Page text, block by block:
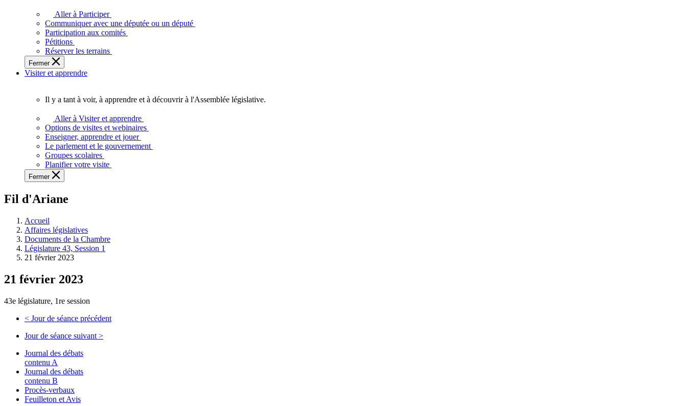
fonctionner
plein
potentiel,
l'Assemblée
a
besoin
Aller à Participer
Communiquer avec une députée ou un député
Participation aux comités
Pétitions
Réserver les terrains
Fermer
Visiter et apprendre
voir,
apprendre
et
découvrir
l'Assemblée
législative.
Il y a tant à voir, à apprendre et à découvrir à l'Assemblée législative.
Aller à Visiter et apprendre
Options de visites et webinaires
Enseigner, apprendre et jouer
Le parlement et le gouvernement
Groupes scolaires
Planifier votre visite
Fermer
Fil d'Ariane
Accueil
Affaires législatives
Documents de la Chambre
Législature 43, Session 1
21 février 2023
21 février 2023
43e législature, 1re session
< Jour de séance précédent
Jour de séance suivant >
Journal des débats
contenu A
Journal des débats
contenu B
Procès-verbaux
Feuilleton et Avis